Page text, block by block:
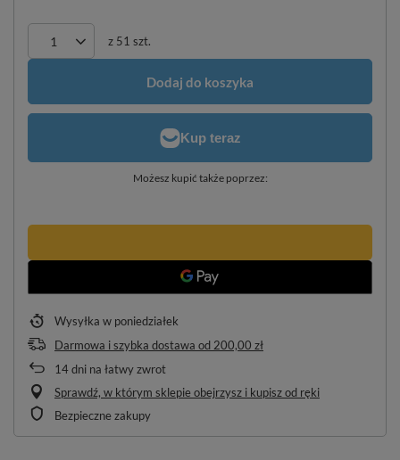
z 51 szt.
Dodaj do koszyka
Możesz kupić także poprzez:
Wysyłka w poniedziałek
Darmowa i szybka dostawa od 200,00 zł
14dni na łatwy zwrot
Sprawdź, w którym sklepie obejrzysz i kupisz od ręki
Bezpieczne zakupy